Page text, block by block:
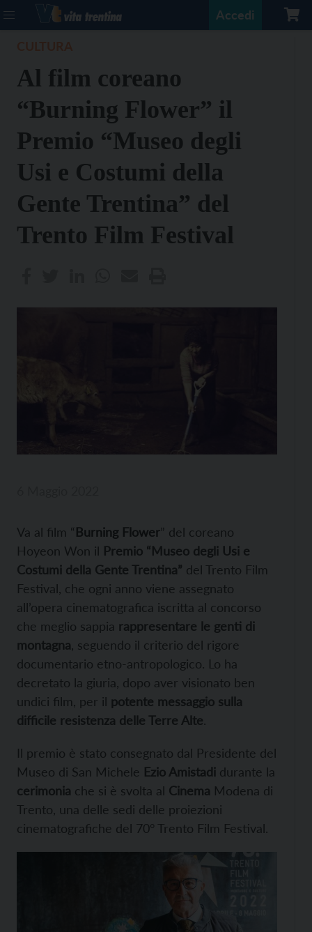
Accedi
Al film coreano
“Burning Flower” il
Premio “Museo degli
Usi e Costumi della
Gente Trentina” del
Trento Film Festival
Va al film “Burning Flower” del coreano
Hoyeon Won il Premio “Museo degli Usi e
Costumi della Gente Trentina” del Trento Film
Festival, che ogni anno viene assegnato
all’opera cinematografica iscritta al concorso
che meglio sappia rappresentare le genti di
montagna , seguendo il criterio del rigore
documentario etno-antropologico. Lo ha
decretato la giuria, dopo aver visionato ben
undici film, per il potente messaggio sulla
difficile resistenza delle Terre Alte.
Il premio è stato consegnato dal Presidente del
Museo di San Michele Ezio Amistadi durante la
cerimonia che si è svolta al Cinema Modena di
Trento, una delle sedi delle proiezioni
cinematografiche del 70° Trento Film Festival.